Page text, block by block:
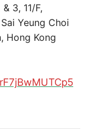
3, 11/F,
Yeung Choi
Hong Kong